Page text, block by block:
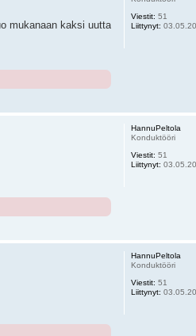
Viestit: 51
Liittynyt:
mukanaan kaksi uutta
HannuPeltola
Konduktööri
Viestit: 51
Liittynyt:
HannuPeltola
Konduktööri
Viestit: 51
Liittynyt: